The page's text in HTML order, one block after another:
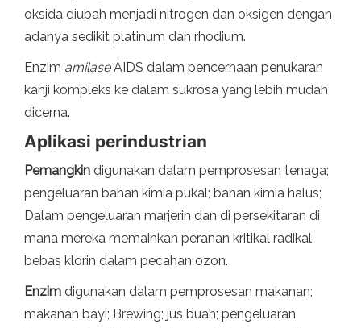
oksida diubah menjadi nitrogen dan oksigen dengan
adanya sedikit platinum dan rhodium.
Enzim amilaseAIDS dalam pencernaan penukaran
kanji kompleks ke dalam sukrosa yang lebih mudah
dicerna.
Aplikasi perindustrian
Pemangkin digunakan dalam pemprosesan tenaga;
pengeluaran bahan kimia pukal; bahan kimia halus;
Dalam pengeluaran marjerin dan di persekitaran di
mana mereka memainkan peranan kritikal radikal
bebas klorin dalam pecahan ozon.
Enzim digunakan dalam pemprosesan makanan;
makanan bayi; Brewing; jus buah; pengeluaran